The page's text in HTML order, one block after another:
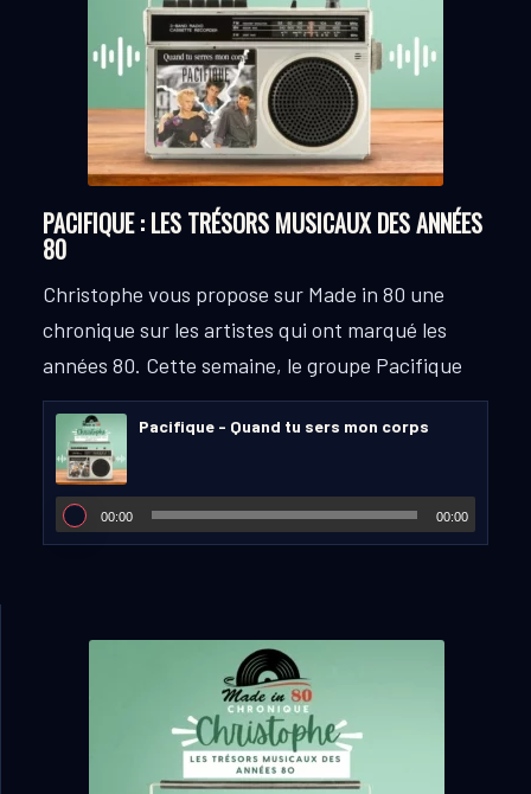
PACIFIQUE : LES TRÉSORS MUSICAUX DES ANNÉES
80
Christophe vous propose sur Made in 80 une
chronique sur les artistes qui ont marqué les
années 80. Cette semaine, le groupe Pacifique
Pacifique - Quand tu sers mon corps
00:00 00:00